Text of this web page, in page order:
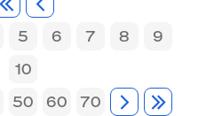
5 6 7 8
9
10
50 60 70